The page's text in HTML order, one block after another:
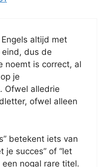
Engels altijd met
dus de
noemt is correct, al
je
Ofwel alledrie
ofwel alleen
betekent iets van
je succes” of “let
een nogal rare titel.